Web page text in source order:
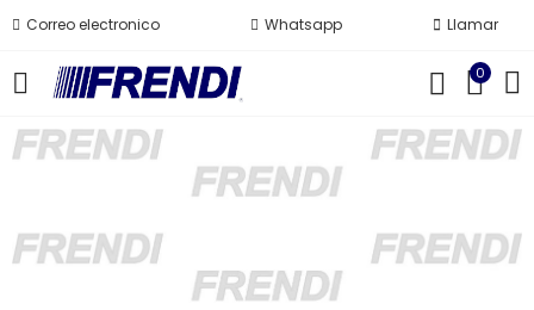
Correo electronico Whatsapp Llamar
0